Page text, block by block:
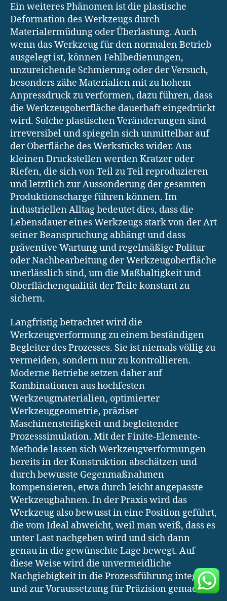
Ein weiteres Phänomen ist die plastische
Deformation des Werkzeugs durch
Materialermüdung oder Überlastung. Auch
wenn das Werkzeug für den normalen Betrieb
ausgelegt ist, können Fehlbedienungen,
unzureichende Schmierung oder der Versuch,
besonders zähe Materialien mit zu hohem
Anpressdruck zu verformen, dazu führen, dass
die Werkzeugoberfläche dauerhaft eingedrückt
wird. Solche plastischen Veränderungen sind
irreversibel und spiegeln sich unmittelbar auf
der Oberfläche des Werkstücks wider. Aus
kleinen Druckstellen werden Kratzer oder
Riefen, die sich von Teil zu Teil reproduzieren
und letztlich zur Aussonderung der gesamten
Produktionscharge führen können. Im
industriellen Alltag bedeutet dies, dass die
Lebensdauer eines Werkzeugs stark von der Art
seiner Beanspruchung abhängt und dass
präventive Wartung und regelmäßige Politur
oder Nachbearbeitung der Werkzeugoberfläche
unerlässlich sind, um die Maßhaltigkeit und
Oberflächenqualität der Teile konstant zu
sichern.
Langfristig betrachtet wird die
Werkzeugverformung zu einem beständigen
Begleiter des Prozesses. Sie ist niemals völlig zu
vermeiden, sondern nur zu kontrollieren.
Moderne Betriebe setzen daher auf
Kombinationen aus hochfesten
Werkzeugmaterialien, optimierter
Werkzeuggeometrie, präziser
Maschinensteifigkeit und begleitender
Prozesssimulation. Mit der Finite-Elemente-
Methode lassen sich Werkzeugverformungen
bereits in der Konstruktion abschätzen und
durch bewusste Gegenmaßnahmen
kompensieren, etwa durch leicht angepasste
Werkzeugbahnen. In der Praxis wird das
Werkzeug also bewusst in eine Position geführt,
die vom Ideal abweicht, weil man weiß, dass es
unter Last nachgeben wird und sich dann
genau in die gewünschte Lage bewegt. Auf
diese Weise wird die unvermeidliche
Nachgiebigkeit in die Prozessführung integriert
und zur Voraussetzung für Präzision gemacht.